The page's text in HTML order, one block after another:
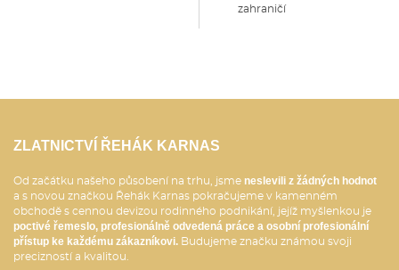
zahraničí
ZLATNICTVÍ ŘEHÁK KARNAS
Od začátku našeho působení na trhu, jsme neslevili z žádných hodnot
a s novou značkou Řehák Karnas pokračujeme v kamenném
obchodě s cennou devizou rodinného podnikání, jejíž myšlenkou je
poctivé řemeslo, profesionálně odvedená práce a osobní profesionální
přístup ke každému zákazníkovi. Budujeme značku známou svoji
precizností a kvalitou.